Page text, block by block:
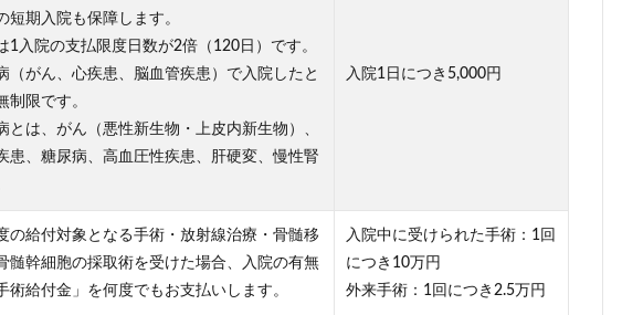
短期入院も保障します。
1入院の支払限度日数が2倍（120日）です。
（がん、心疾患、脳血管疾患）で入院したと
制限です。
は、がん（悪性新生物・上皮内新生物）、
患、糖尿病、高血圧性疾患、肝硬変、慢性腎
入院1日につき5,000円
の給付対象となる手術・放射線治療・骨髄移
髄幹細胞の採取術を受けた場合、入院の有無
術給付金」を何度でもお支払いします。
入院中に受けられた手術：1回
につき10万円
外来手術：1回につき2.5万円